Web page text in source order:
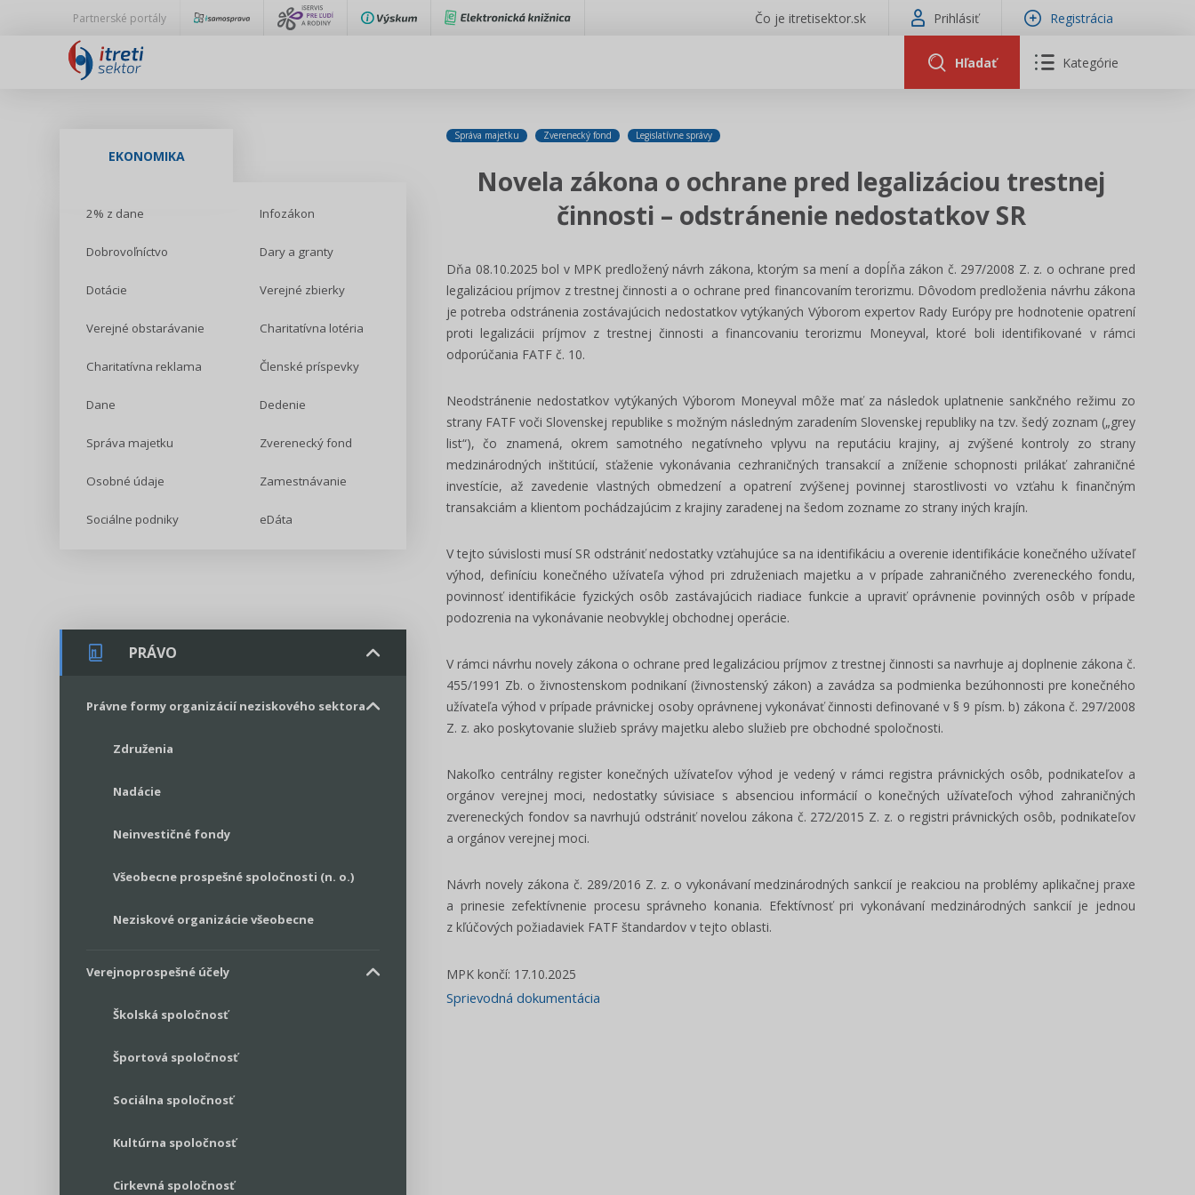
Partnerské portály Čo je itretisektor.sk Prihlásiť Registrácia
Hľadať Kategórie
EKONOMIKA
2% z dane Infozákon
Dobrovoľníctvo Dary a granty
Dotácie Verejné zbierky
Verejné obstarávanie Charitatívna lotéria
Charitatívna reklama Členské príspevky
Dane Dedenie
Správa majetku Zverenecký fond
Osobné údaje Zamestnávanie
Sociálne podniky eDáta
PRÁVO
Právne formy organizácií neziskového sektora
Združenia
Nadácie
Neinvestičné fondy
Všeobecne prospešné spoločnosti (n. o.)
Neziskové organizácie všeobecne
Verejnoprospešné účely
Školská spoločnosť
Športová spoločnosť
Sociálna spoločnosť
Kultúrna spoločnosť
Cirkevná spoločnosť
Správa majetku Zverenecký fond Legislatívne správy
Novela zákona o ochrane pred legalizáciou trestnej
činnosti – odstránenie nedostatkov SR
Dňa 08.10.2025 bol v MPK predložený návrh zákona, ktorým sa mení a dopĺňa zákon č. 297/2008 Z. z. o ochrane pred
legalizáciou príjmov z trestnej činnosti a o ochrane pred financovaním terorizmu. Dôvodom predloženia návrhu zákona
je potreba odstránenia zostávajúcich nedostatkov vytýkaných Výborom expertov Rady Európy pre hodnotenie opatrení
proti legalizácii príjmov z trestnej činnosti a financovaniu terorizmu Moneyval, ktoré boli identifikované v rámci
odporúčania FATF č. 10.
Neodstránenie nedostatkov vytýkaných Výborom Moneyval môže mať za následok uplatnenie sankčného režimu zo
strany FATF voči Slovenskej republike s možným následným zaradením Slovenskej republiky na tzv. šedý zoznam („grey
list“), čo znamená, okrem samotného negatívneho vplyvu na reputáciu krajiny, aj zvýšené kontroly zo strany
medzinárodných inštitúcií, sťaženie vykonávania cezhraničných transakcií a zníženie schopnosti prilákať zahraničné
investície, až zavedenie vlastných obmedzení a opatrení zvýšenej povinnej starostlivosti vo vzťahu k finančným
transakciám a klientom pochádzajúcim z krajiny zaradenej na šedom zozname zo strany iných krajín.
V tejto súvislosti musí SR odstrániť nedostatky vzťahujúce sa na identifikáciu a overenie identifikácie konečného užívateľ
výhod, definíciu konečného užívateľa výhod pri združeniach majetku a v prípade zahraničného zvereneckého fondu,
povinnosť identifikácie fyzických osôb zastávajúcich riadiace funkcie a upraviť oprávnenie povinných osôb v prípade
podozrenia na vykonávanie neobvyklej obchodnej operácie.
V rámci návrhu novely zákona o ochrane pred legalizáciou príjmov z trestnej činnosti sa navrhuje aj doplnenie zákona č.
455/1991 Zb. o živnostenskom podnikaní (živnostenský zákon) a zavádza sa podmienka bezúhonnosti pre konečného
užívateľa výhod v prípade právnickej osoby oprávnenej vykonávať činnosti definované v § 9 písm. b) zákona č. 297/2008
Z. z. ako poskytovanie služieb správy majetku alebo služieb pre obchodné spoločnosti.
Nakoľko centrálny register konečných užívateľov výhod je vedený v rámci registra právnických osôb, podnikateľov a
orgánov verejnej moci, nedostatky súvisiace s absenciou informácií o konečných užívateľoch výhod zahraničných
zvereneckých fondov sa navrhujú odstrániť novelou zákona č. 272/2015 Z. z. o registri právnických osôb, podnikateľov
a orgánov verejnej moci.
Návrh novely zákona č. 289/2016 Z. z. o vykonávaní medzinárodných sankcií je reakciou na problémy aplikačnej praxe
a prinesie zefektívnenie procesu správneho konania. Efektívnosť pri vykonávaní medzinárodných sankcií je jednou
z kľúčových požiadaviek FATF štandardov v tejto oblasti.
MPK končí: 17.10.2025
Sprievodná dokumentácia